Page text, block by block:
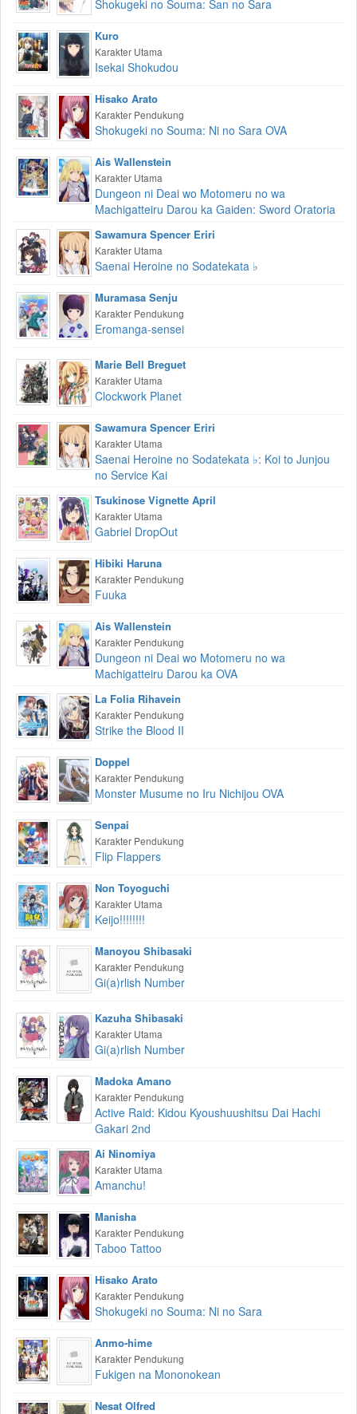
Shokugeki no Souma: San no Sara
Kuro
Karakter Utama
Isekai Shokudou
Hisako Arato
Karakter Pendukung
Shokugeki no Souma: Ni no Sara OVA
Ais Wallenstein
Karakter Utama
Dungeon ni Deai wo Motomeru no wa
Machigatteiru Darou ka Gaiden: Sword Oratoria
Sawamura Spencer Eriri
Karakter Utama
Saenai Heroine no Sodatekata ♭
Muramasa Senju
Karakter Pendukung
Eromanga-sensei
Marie Bell Breguet
Karakter Utama
Clockwork Planet
Sawamura Spencer Eriri
Karakter Utama
Saenai Heroine no Sodatekata ♭: Koi to Junjou
no Service Kai
Tsukinose Vignette April
Karakter Utama
Gabriel DropOut
Hibiki Haruna
Karakter Pendukung
Fuuka
Ais Wallenstein
Karakter Pendukung
Dungeon ni Deai wo Motomeru no wa
Machigatteiru Darou ka OVA
La Folia Rihavein
Karakter Pendukung
Strike the Blood II
Doppel
Karakter Pendukung
Monster Musume no Iru Nichijou OVA
Senpai
Karakter Pendukung
Flip Flappers
Non Toyoguchi
Karakter Utama
Keijo!!!!!!!!
Manoyou Shibasaki
Karakter Pendukung
Gi(a)rlish Number
Kazuha Shibasaki
Karakter Utama
Gi(a)rlish Number
Madoka Amano
Karakter Pendukung
Active Raid: Kidou Kyoushuushitsu Dai Hachi
Gakari 2nd
Ai Ninomiya
Karakter Utama
Amanchu!
Manisha
Karakter Pendukung
Taboo Tattoo
Hisako Arato
Karakter Pendukung
Shokugeki no Souma: Ni no Sara
Anmo-hime
Karakter Pendukung
Fukigen na Mononokean
Nesat Olfred